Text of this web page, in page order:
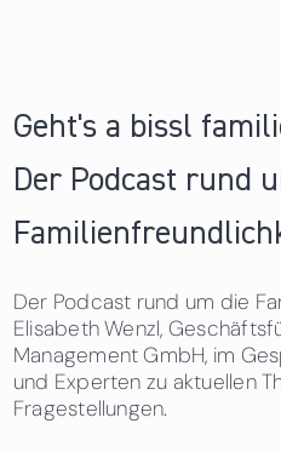
Geht's a bissl
Der Podcast rund
Der Podcast rund um die
Elisabeth Wenzl,
Management GmbH, im
und Experten zu aktuellen
Fragestellungen.